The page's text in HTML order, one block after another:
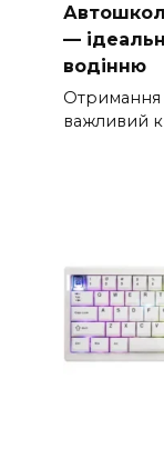
—
водінню
Отримання
важливий